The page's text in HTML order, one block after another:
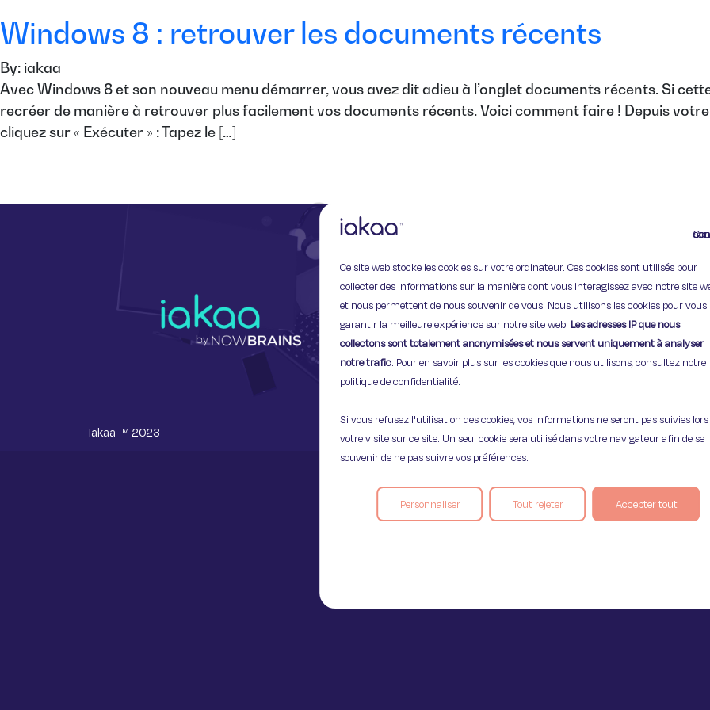
Ce site web stocke les cookies sur votre ordinateur. Ces cookies sont utilisés pour
collecter des informations sur la manière dont vous interagissez avec notre site
et nous permettent de nous souvenir de vous. Nous utilisons les cookies pour vous
garantir la meilleure expérience sur notre site web. Les adresses IP que nous
collectons sont totalement anonymisées et nous servent uniquement à analyser
notre trafic. Pour en savoir plus sur les cookies que nous utilisons, consultez notre
politique de confidentialité.
Si vous refusez l'utilisation des cookies, vos informations ne seront pas suivies lors
votre visite sur ce site. Un seul cookie sera utilisé dans votre navigateur afin de se
souvenir de ne pas suivre vos préférences.
Personnaliser Tout rejeter Accepter tout
Windows 8 : retrouver les documents récents
By: iakaa
Avec Windows 8 et son nouveau menu démarrer, vous avez dit adieu à l’onglet documents récents. Si
recréer de manière à retrouver plus facilement vos documents récents. Voici comment faire ! Depuis
cliquez sur « Exécuter » : Tapez le […]
11 Rue de Provence,
75009 Paris
Iakaa ™ 2023 Mentions légales Politique de